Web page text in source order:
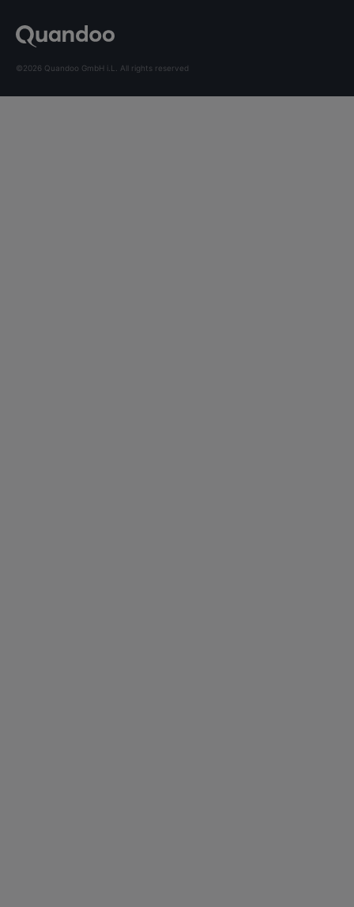
©2026 Quandoo GmbH i.L. All rights reserved